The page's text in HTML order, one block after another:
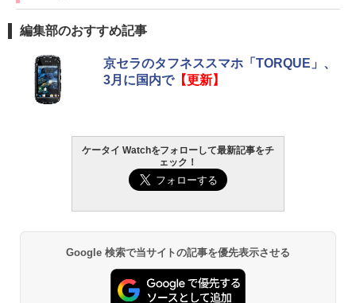
編集部のおすすめ記事
京セラのタフネススマホ「TORQUE」、
3月に国内で【更新】
ケータイ Watchをフォローして最新記事をチ
ェック！
Google 検索で当サイトの記事を優先表示させる